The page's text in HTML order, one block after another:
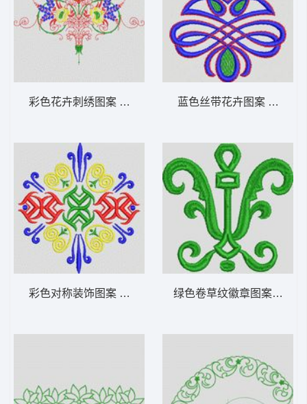
彩色花卉刺绣图案 植物花型
彩色对称装饰图案 植物花型
蓝色丝带花卉图案 植物花
绿色卷草纹徽章图案 植物